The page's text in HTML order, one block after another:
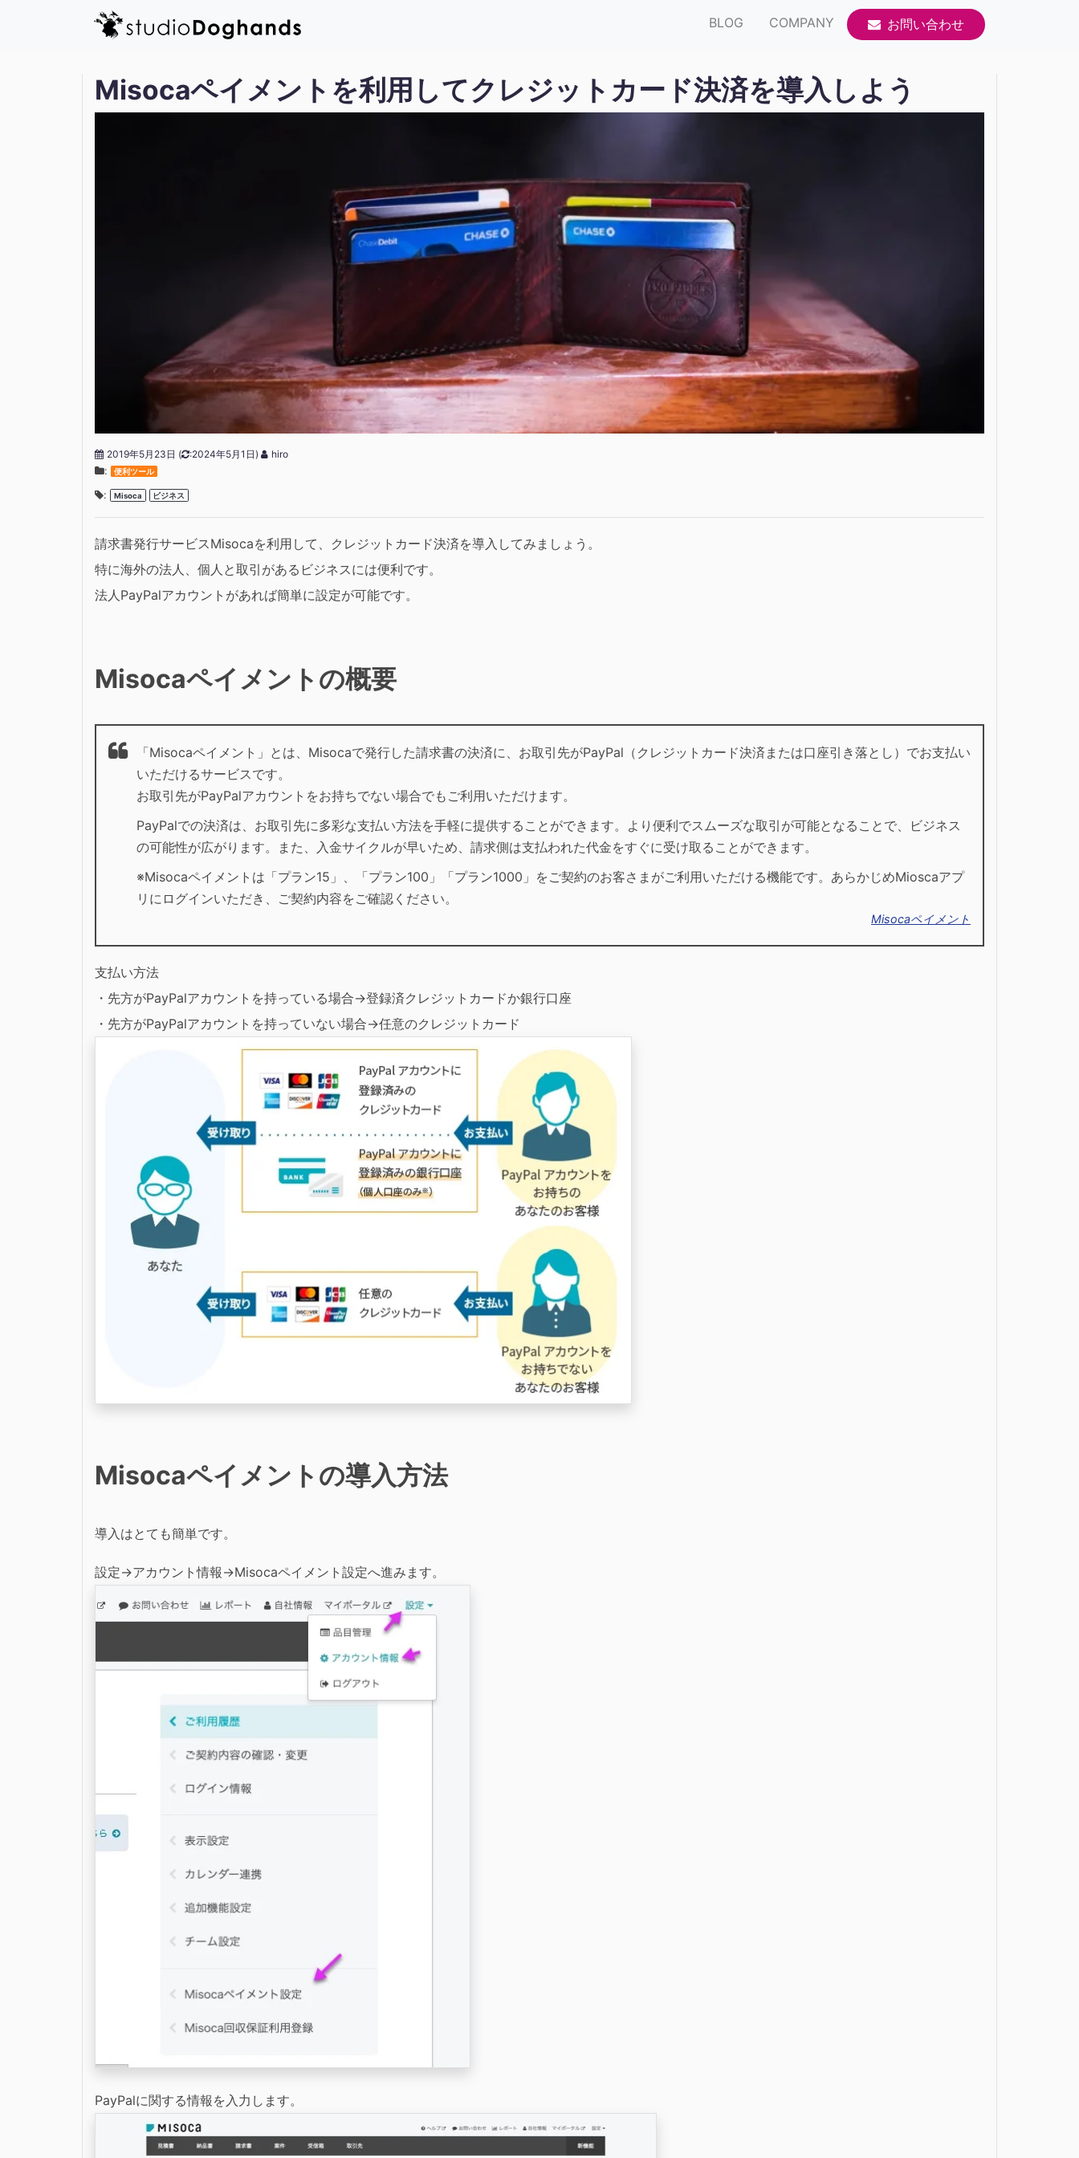
BLOG COMPANY お問い合わせ
Misocaペイメントを利用してクレジットカード決済を導入しよう
2019年5月23日 ( :2024年5月1日)
hiro
:
便利ツール
: Misoca ビジネス
請求書発行サービスMisocaを利用して、クレジットカード決済を導入してみましょう。
特に海外の法人、個人と取引があるビジネスには便利です。
法人PayPalアカウントがあれば簡単に設定が可能です。
Misocaペイメントの概要
「Misocaペイメント」とは、Misocaで発行した請求書の決済に、お取引先がPayPal（クレジットカード決済または口座引き落とし）でお支払い
いただけるサービスです。
お取引先がPayPalアカウントをお持ちでない場合でもご利用いただけます。
PayPalでの決済は、お取引先に多彩な支払い方法を手軽に提供することができます。より便利でスムーズな取引が可能となることで、ビジネス
の可能性が広がります。また、入金サイクルが早いため、請求側は支払われた代金をすぐに受け取ることができます。
※Misocaペイメントは「プラン15」、「プラン100」「プラン1000」をご契約のお客さまがご利用いただける機能です。あらかじめMioscaアプ
リにログインいただき、ご契約内容をご確認ください。
Misocaペイメント
支払い方法
・先方がPayPalアカウントを持っている場合→登録済クレジットカードか銀行口座
・先方がPayPalアカウントを持っていない場合→任意のクレジットカード
Misocaペイメントの導入方法
導入はとても簡単です。
設定→アカウント情報→Misocaペイメント設定へ進みます。
PayPalに関する情報を入力します。